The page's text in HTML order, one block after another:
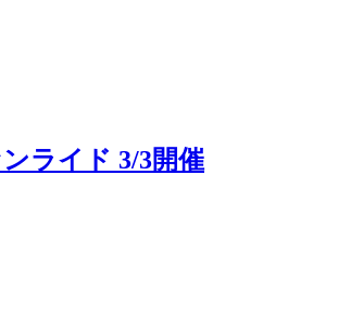
ライド 3/3開催